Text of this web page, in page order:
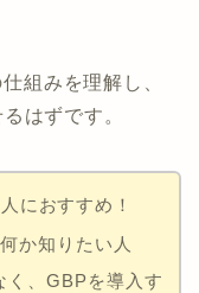
組みを理解し、
はずです。
におすすめ！
か知りたい人
く、GBPを導入す